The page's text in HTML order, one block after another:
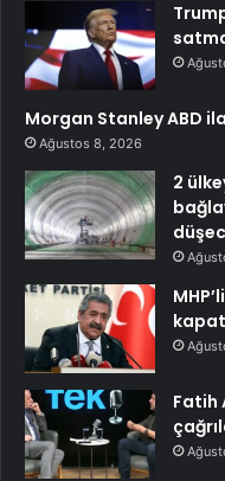
Morgan Stanley ABD
Ağustos 8, 2026
2
Fatih